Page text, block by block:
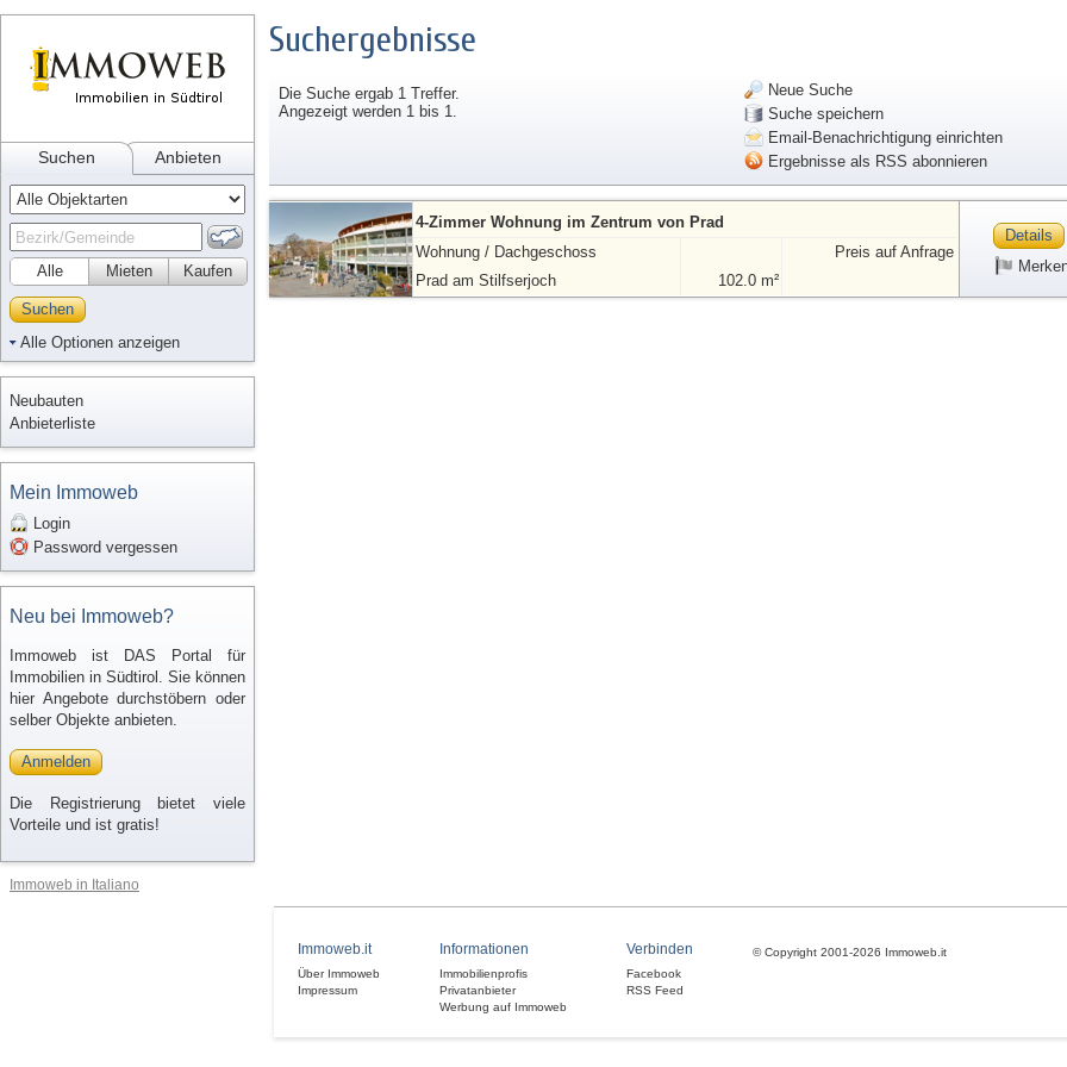
Suchen Anbieten
Alle Kaufen
Mieten
Suchen
Alle Optionen anzeigen
Neubauten
Anbieterliste
Mein Immoweb
Login
Password vergessen
Neu bei Immoweb?
Immoweb ist DAS Portal für
Immobilien in Südtirol. Sie können
hier Angebote durchstöbern oder
selber Objekte anbieten.
Anmelden
Die Registrierung bietet viele
Vorteile und ist gratis!
Immoweb in Italiano
Suchergebnisse
Neue Suche
Suche speichern
Email-Benachrichtigung einrichten
Ergebnisse als RSS abonnieren
Die Suche ergab 1 Treffer.
Angezeigt werden 1 bis 1.
4-Zimmer Wohnung im Zentrum von Prad
Wohnung / Dachgeschoss
Preis auf Anfrage
Prad am Stilfserjoch
102.0 m²
Details
Immoweb.it
Über Immoweb
Impressum
Informationen
Immobilienprofis
Privatanbieter
Werbung auf Immoweb
Verbinden
Facebook
RSS Feed
© Copyright 2001-2026 Immoweb.it